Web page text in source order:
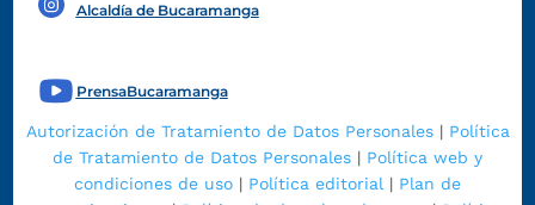
Alcaldía de Bucaramanga
PrensaBucaramanga
Autorización de Tratamiento de Datos Personales| Política
de Tratamiento de Datos Personales | Política web y
condiciones de uso | Política editorial | Plan de